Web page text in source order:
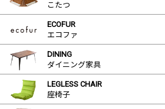
こたつ
ECOFUR
エコファ
DINING
ダイニング家具
LEGLESS CHAIR
座椅子